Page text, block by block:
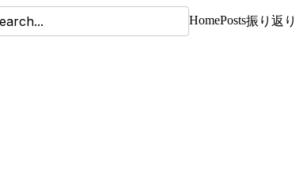
HomePosts振り返り